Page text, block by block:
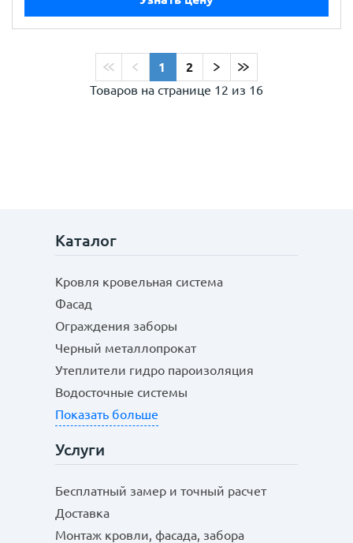
1
2
Товаров на странице 12 из 16
Каталог
Кровля кровельная система
Фасад
Ограждения заборы
Черный металлопрокат
Утеплители гидро пароизоляция
Водосточные системы
Показать больше
Услуги
Бесплатный замер и точный расчет
Доставка
Монтаж кровли, фасада, забора